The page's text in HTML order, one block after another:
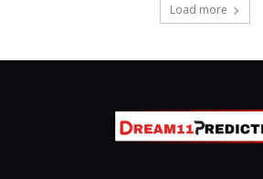
Load more